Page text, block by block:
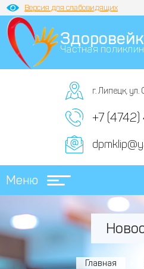
Версия для слабовидящих
Частная
г. Липецк, ул.
+7
Меню
Главная